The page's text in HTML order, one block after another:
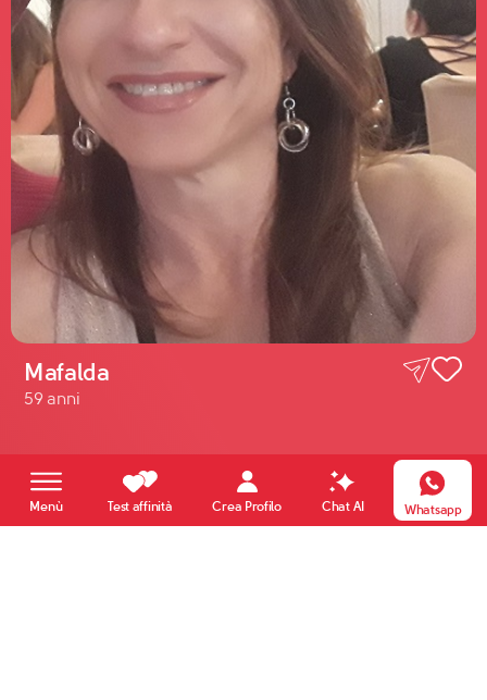
Menù Test affinità Crea Profilo Chat AI Whatsapp
Mafalda
59 anni